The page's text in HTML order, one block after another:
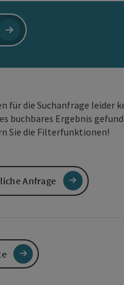
für die Suchanfrage leider
buchbares Ergebnis
Sie die Filterfunktionen!
Anfrage